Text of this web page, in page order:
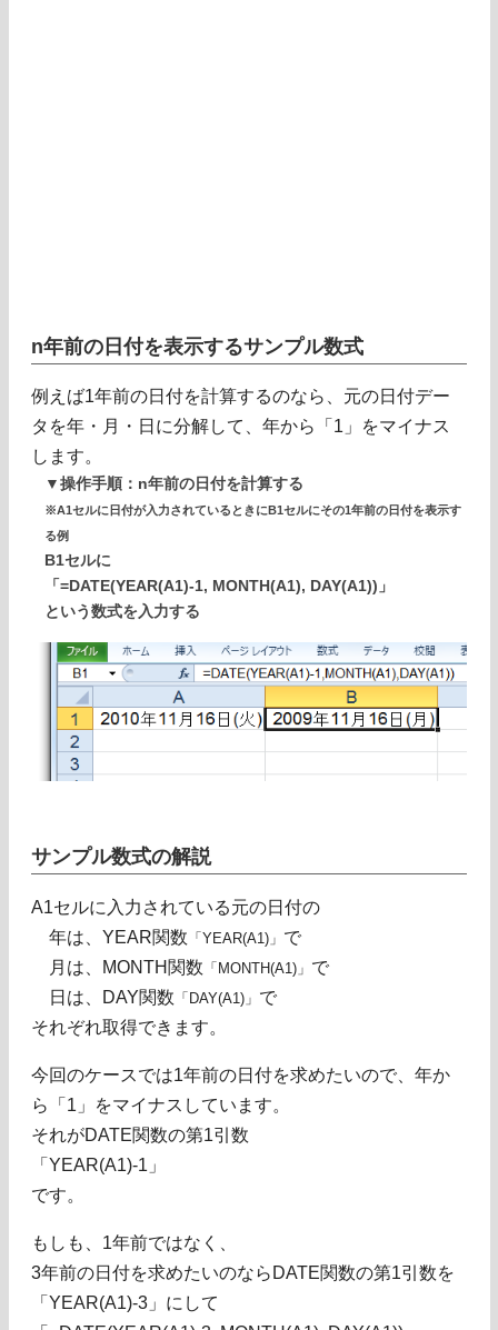
n年前の日付を表示するサンプル数式
例えば1年前の日付を計算するのなら、元の日付デー
タを年・月・日に分解して、年から「1」をマイナス
します。
▼操作手順：n年前の日付を計算する
※A1セルに日付が入力されているときにB1セルにその1年前の日付を表示す
る例
B1セルに
「=DATE(YEAR(A1)-1, MONTH(A1), DAY(A1))」
という数式を入力する
サンプル数式の解説
A1セルに入力されている元の日付の
年は、YEAR関数 「YEAR(A1)」 で
月は、MONTH関数 「MONTH(A1)」 で
日は、DAY関数 「DAY(A1)」 で
それぞれ取得できます。
今回のケースでは1年前の日付を求めたいので、年か
ら「1」をマイナスしています。
それがDATE関数の第1引数
「YEAR(A1)-1」
です。
もしも、1年前ではなく、
3年前の日付を求めたいのならDATE関数の第1引数を
「YEAR(A1)-3」にして